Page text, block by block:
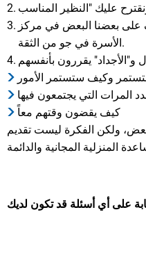
على بعضنا البعض في مركز
الأسرة في جو من الثقة.
المرات التي يجتمعون فيها
كيف يقضون وقتهم معاً
ولكن الفكرة ليست تقديم